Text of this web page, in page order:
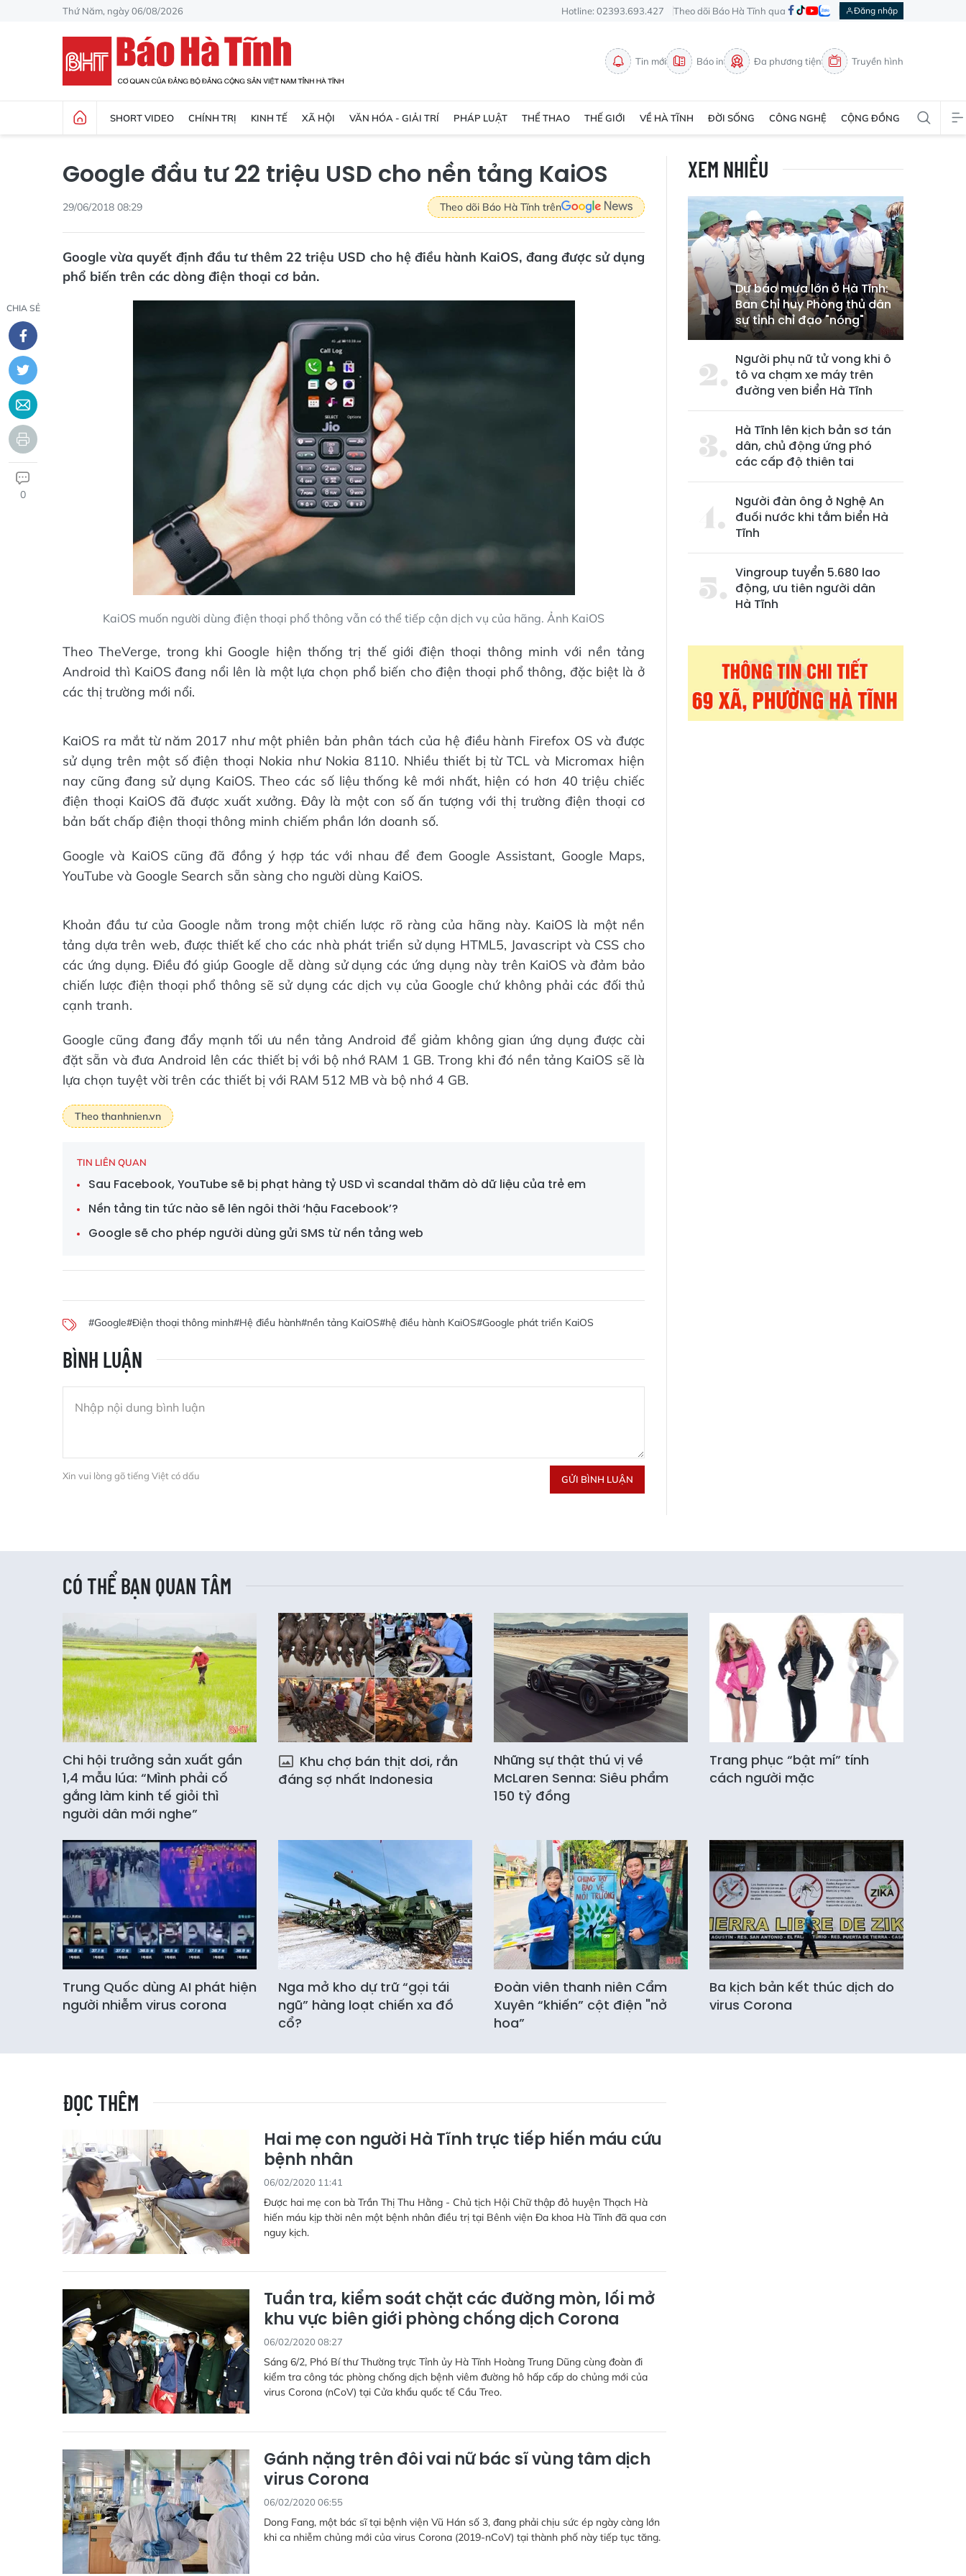
Thứ Năm, ngày 06/08/2026 Hotline: 02393.693.427 Theo dõi Báo Hà Tĩnh qua Đăng nhập
Tin mới Báo in Đa phương tiện Truyền hình
SHORT VIDEO CHÍNH TRỊ KINH TẾ XÃ HỘI VĂN HÓA - GIẢI TRÍ PHÁP LUẬT THỂ THAO THẾ GIỚI VỀ HÀ TĨNH ĐỜI SỐNG CÔNG NGHỆ CỘNG ĐỒNG
Google đầu tư 22 triệu USD cho nền tảng KaiOS
29/06/2018 08:29 Theo dõi Báo Hà Tĩnh trên
Google vừa quyết định đầu tư thêm 22 triệu USD cho hệ điều hành KaiOS, đang được sử dụng
phổ biến trên các dòng điện thoại cơ bản.
CHIA SẺ
0
KaiOS muốn người dùng điện thoại phổ thông vẫn có thể tiếp cận dịch vụ của hãng. Ảnh KaiOS
Theo TheVerge, trong khi Google hiện thống trị thế giới điện thoại thông minh với nền tảng
Android thì KaiOS đang nổi lên là một lựa chọn phổ biến cho điện thoại phổ thông, đặc biệt là ở
các thị trường mới nổi.
KaiOS ra mắt từ năm 2017 như một phiên bản phân tách của hệ điều hành Firefox OS và được
sử dụng trên một số điện thoại Nokia như Nokia 8110. Nhiều thiết bị từ TCL và Micromax hiện
nay cũng đang sử dụng KaiOS. Theo các số liệu thống kê mới nhất, hiện có hơn 40 triệu chiếc
điện thoại KaiOS đã được xuất xưởng. Đây là một con số ấn tượng với thị trường điện thoại cơ
bản bất chấp điện thoại thông minh chiếm phần lớn doanh số.
Google và KaiOS cũng đã đồng ý hợp tác với nhau để đem Google Assistant, Google Maps,
YouTube và Google Search sẵn sàng cho người dùng KaiOS.
Khoản đầu tư của Google nằm trong một chiến lược rõ ràng của hãng này. KaiOS là một nền
tảng dựa trên web, được thiết kế cho các nhà phát triển sử dụng HTML5, Javascript và CSS cho
các ứng dụng. Điều đó giúp Google dễ dàng sử dụng các ứng dụng này trên KaiOS và đảm bảo
chiến lược điện thoại phổ thông sẽ sử dụng các dịch vụ của Google chứ không phải các đối thủ
cạnh tranh.
Google cũng đang đẩy mạnh tối ưu nền tảng Android để giảm không gian ứng dụng được cài
đặt sẵn và đưa Android lên các thiết bị với bộ nhớ RAM 1 GB. Trong khi đó nền tảng KaiOS sẽ là
lựa chọn tuyệt vời trên các thiết bị với RAM 512 MB và bộ nhớ 4 GB.
Theo thanhnien.vn
TIN LIÊN QUAN
Sau Facebook, YouTube sẽ bị phạt hàng tỷ USD vì scandal thăm dò dữ liệu của trẻ em
Nền tảng tin tức nào sẽ lên ngôi thời ‘hậu Facebook’?
Google sẽ cho phép người dùng gửi SMS từ nền tảng web
#Google#Điện thoại thông minh#Hệ điều hành#nền tảng KaiOS#hệ điều hành KaiOS#Google phát triển KaiOS
BÌNH LUẬN
Xin vui lòng gõ tiếng Việt có dấu GỬI BÌNH LUẬN
XEM NHIỀU
Dự báo mưa lớn ở Hà Tĩnh:
Ban Chỉ huy Phòng thủ dân
sự tỉnh chỉ đạo "nóng"
Người phụ nữ tử vong khi ô
tô va chạm xe máy trên
đường ven biển Hà Tĩnh
Hà Tĩnh lên kịch bản sơ tán
dân, chủ động ứng phó
các cấp độ thiên tai
Người đàn ông ở Nghệ An
đuối nước khi tắm biển Hà
Tĩnh
Vingroup tuyển 5.680 lao
động, ưu tiên người dân
Hà Tĩnh
CÓ THỂ BẠN QUAN TÂM
Chi hội trưởng sản xuất gần
1,4 mẫu lúa: “Mình phải cố
gắng làm kinh tế giỏi thì
người dân mới nghe”
Khu chợ bán thịt dơi, rắn
đáng sợ nhất Indonesia
Những sự thật thú vị về
McLaren Senna: Siêu phẩm
150 tỷ đồng
Trang phục “bật mí” tính
cách người mặc
Trung Quốc dùng AI phát hiện
người nhiễm virus corona
Nga mở kho dự trữ “gọi tái
ngũ” hàng loạt chiến xa đồ
cổ?
Đoàn viên thanh niên Cẩm
Xuyên “khiến” cột điện "nở
hoa”
Ba kịch bản kết thúc dịch do
virus Corona
ĐỌC THÊM
Hai mẹ con người Hà Tĩnh trực tiếp hiến máu cứu
bệnh nhân
06/02/2020 11:41
Được hai mẹ con bà Trần Thị Thu Hằng - Chủ tịch Hội Chữ thập đỏ huyện Thạch Hà
hiến máu kịp thời nên một bệnh nhân điều trị tại Bênh viện Đa khoa Hà Tĩnh đã qua cơn
nguy kịch.
Tuần tra, kiểm soát chặt các đường mòn, lối mở
khu vực biên giới phòng chống dịch Corona
06/02/2020 08:27
Sáng 6/2, Phó Bí thư Thường trực Tỉnh ủy Hà Tĩnh Hoàng Trung Dũng cùng đoàn đi
kiểm tra công tác phòng chống dịch bệnh viêm đường hô hấp cấp do chủng mới của
virus Corona (nCoV) tại Cửa khẩu quốc tế Cầu Treo.
Gánh nặng trên đôi vai nữ bác sĩ vùng tâm dịch
virus Corona
06/02/2020 06:55
Dong Fang, một bác sĩ tại bệnh viện Vũ Hán số 3, đang phải chịu sức ép ngày càng lớn
khi ca nhiễm chủng mới của virus Corona (2019-nCoV) tại thành phố này tiếp tục tăng.